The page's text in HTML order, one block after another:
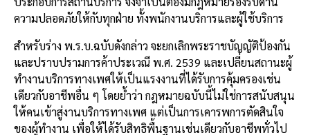
ความปลอดภัยให้กับทุกฝ่าย ทั้งพนักงานบริการและผู้ใช้บริการ
สำหรับร่าง พ.ร.บ.ฉบับดังกล่าว จะยกเลิกพระราชบัญญัติป้องกัน
และปราบปรามการค้าประเวณี พ.ศ. 2539 และเปลี่ยนสถานะผู้
ทำงานบริการทางเพศให้เป็นแรงงานที่ได้รับการคุ้มครองเช่น
เดียวกับอาชีพอื่น ๆ โดยย้ำว่า กฎหมายฉบับนี้ไม่ใช่การสนับสนุน
ให้คนเข้าสู่งานบริการทางเพศ แต่เป็นการเคารพการตัดสินใจ
ของผู้ทำงาน เพื่อให้ได้รับสิทธิพื้นฐานเช่นเดียวกับอาชีพทั่วไป